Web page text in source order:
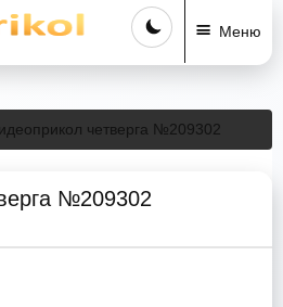
Меню
четверга №209302
№209302